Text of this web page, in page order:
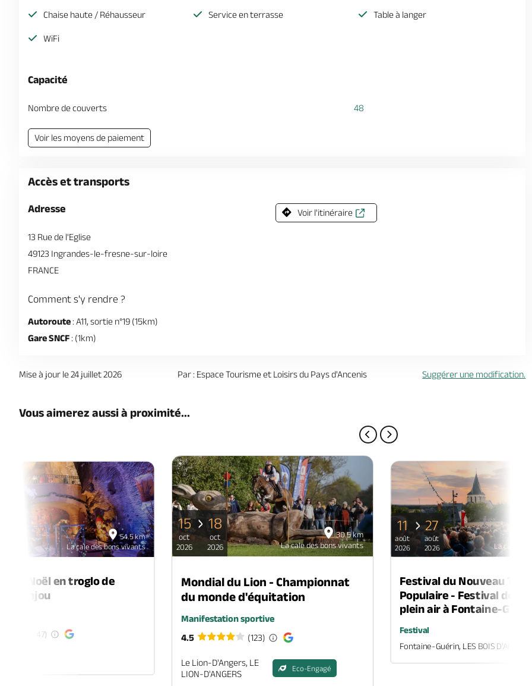
Chaise haute / Réhausseur Service en terrasse Table à langer
WiFi
Capacité
Nombre de couverts 48
Voir les moyens de paiement
Accès et transports
Adresse
13 Rue de l'Eglise
49123 Ingrandes-le-fresne-sur-loire
FRANCE
Voir l'itinéraire
Comment s'y rendre ?
Autoroute : A11, sortie n°19 (15km)
Gare SNCF : (1km)
Mise à jour le 24 juillet 2026 Par : Espace Tourisme et Loisirs du Pays d'Ancenis Suggérer une modification.
Vous aimerez aussi à proximité...
54.5 km
La cale des bons vivants
de Noël en troglo de
en-Anjou
(47)
30.5 km
La cale des bons vivants
15
oct
2026
18
oct
2026
Mondial du Lion - Championnat
du monde d'équitation
Manifestation sportive
4.5
(123)
Le Lion-D'Angers, LE
LION-D'ANGERS
Eco-Engagé
La cale des
11
août
2026
27
août
2026
Festival du Nouveau
Populaire - Festival de
plein air à Fontaine-Guérin
Festival
Fontaine-Guérin, LES BOIS D'ANJOU